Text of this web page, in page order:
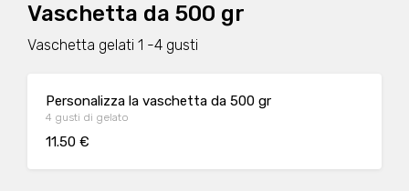
Vaschetta da 500 gr
Vaschetta gelati 1 -4 gusti
Personalizza la vaschetta da 500 gr
4 gusti di gelato
11.50 €